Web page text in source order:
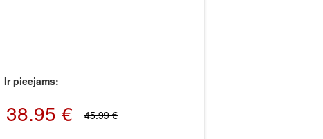
Ir pieejams:
38.95 € 45.99 €